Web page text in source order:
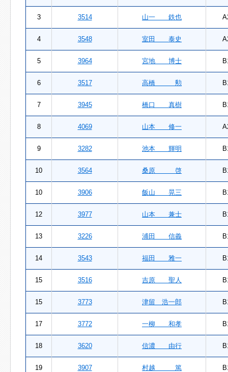
3 3514 山一 鉄也
4 3548 室田 泰史
5 3964 宮地 博士
6 3517 高橋 勲
7 3945 橋口 真樹
8 4069 山本 修一
9 3282 池本 輝明
10 3564 桑原 啓
10 3906 飯山 晃三
12 3977 山本 兼士
13 3226 浦田 信義
14 3543 福田 雅一
15 3516 吉原 聖人
15 3773 津留 浩一郎
17 3772 一柳 和孝
18 3620 信濃 由行
19 3907 村越 篤